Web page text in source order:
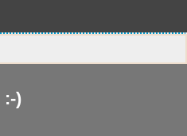
:-)